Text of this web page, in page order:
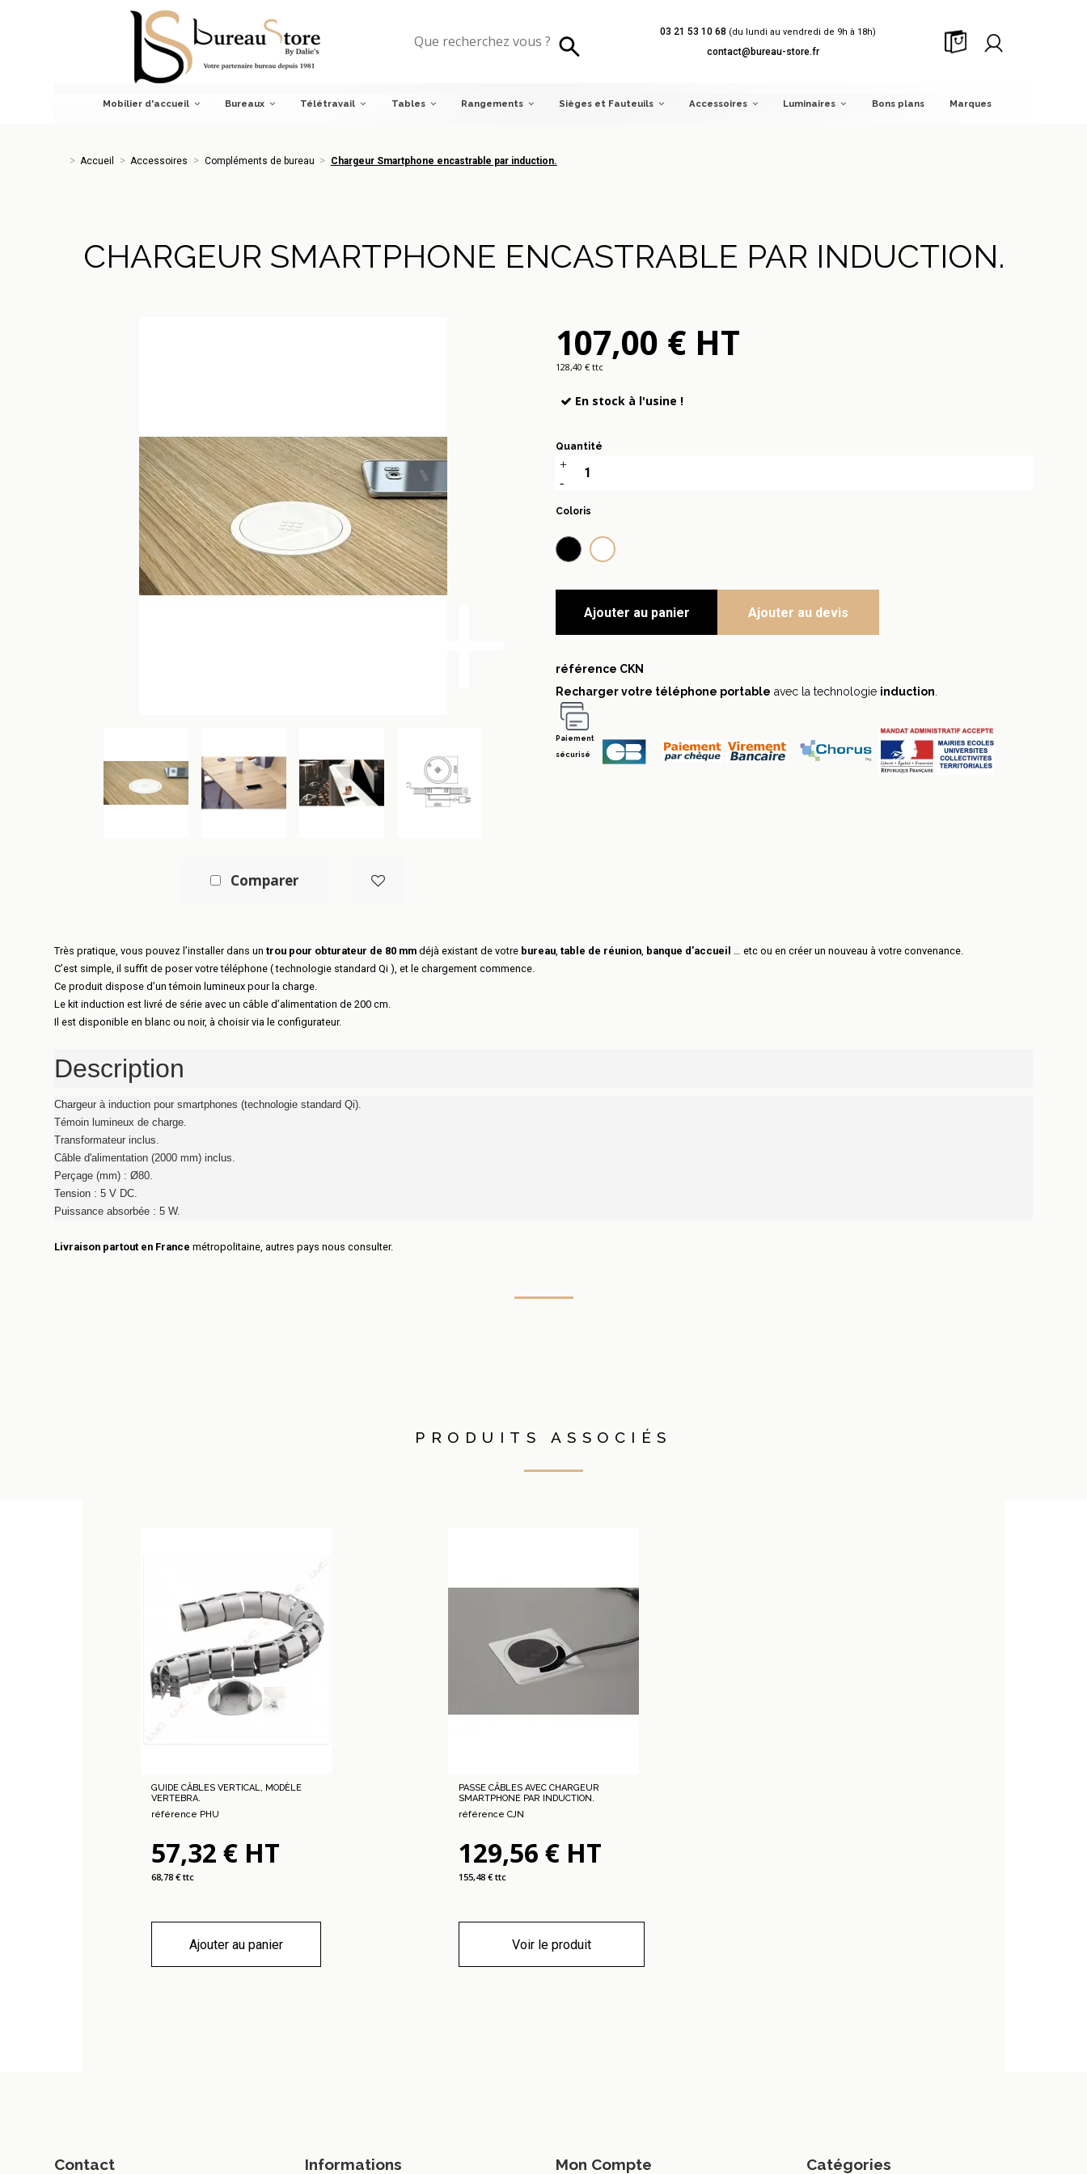
03 21 53 10 68 (du lundi au vendredi de 9h à 18h)
contact@bureau-store.fr
Mobilier d'accueil Bureaux Télétravail Tables Rangements Sièges et Fauteuils Accessoires Luminaires Bons plans Marques
Accessoires Compléments de bureau Chargeur Smartphone encastrable par induction.
Accueil Accessoires Compléments de bureau Chargeur Smartphone encastrable par induction.
CHARGEUR SMARTPHONE ENCASTRABLE PAR INDUCTION.
+
Comparer
107,00 € HT
128,40 € ttc
En stock à l'usine !
Coloris
Noir Blanc
Quantité
Ajouter au panier Ajouter au devis
référence CKN
Recharger votre téléphone portable avec la technologie induction
Paiement
sécurisé
Très pratique, vous pouvez l’installer dans un trou pour obturateur de 80 mm déjà existant de votre bureau table de réunion banque d’accueil
… etc ou en créer un nouveau à votre convenance.
C’est simple, il suffit de poser votre téléphone ( technologie standard Qi ), et le chargement commence.
Ce produit dispose d’un témoin lumineux pour la charge.
Le kit induction est livré de série avec un câble d’alimentation de 200 cm.
Il est disponible en blanc ou noir, à choisir via le configurateur.
Description
Chargeur à induction pour smartphones (technologie standard Qi).
Témoin lumineux de charge.
Transformateur inclus.
Câble d'alimentation (2000 mm) inclus.
Perçage (mm) : Ø80.
Tension : 5 V DC.
Puissance absorbée : 5 W.
Livraison partout en France métropolitaine, autres pays nous consulter.
PRODUITS ASSOCIÉS
GUIDE CÂBLES VERTICAL, MODÈLE
VERTEBRA.
référence PHU
57,32 € HT
68,78 € ttc
Ajouter au panier
PASSE CÂBLES AVEC CHARGEUR
SMARTPHONE PAR INDUCTION.
référence CJN
129,56 € HT
155,48 € ttc
Voir le produit
Contact Informations Mon Compte Catégories